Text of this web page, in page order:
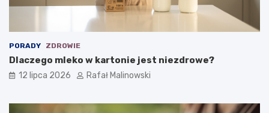
PORADY ZDROWIE
Dlaczego mleko w kartonie jest niezdrowe?
12 lipca 2026 Rafał Malinowski